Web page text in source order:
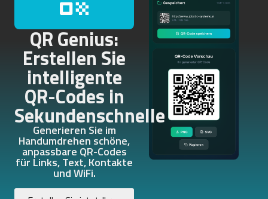
QR Genius:
Erstellen Sie
intelligente
QR-Codes in
Sekundenschnelle
Generieren Sie im
Handumdrehen schöne,
anpassbare QR-Codes
für Links, Text, Kontakte
und WiFi.